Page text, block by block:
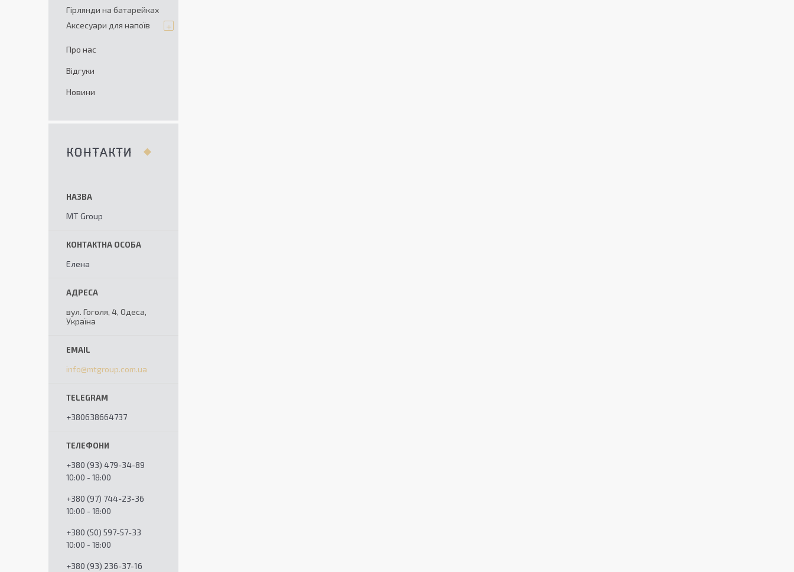
Гірлянди на батарейках
Аксесуари для напоїв
Про нас
Відгуки
Новини
КОНТАКТИ
MT Group
Елена
вул. Гоголя, 4, Одеса,
Україна
info@mtgroup.com.ua
+380638664737
+380 (93) 479-34-89
10:00 - 18:00
+380 (97) 744-23-36
10:00 - 18:00
+380 (50) 597-57-33
10:00 - 18:00
+380 (93) 236-37-16